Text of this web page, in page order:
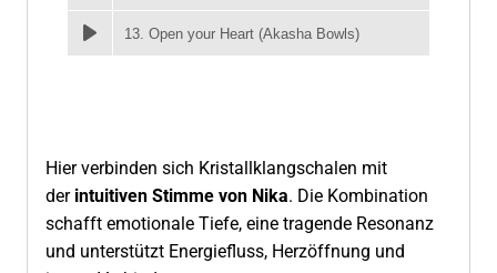
13. Open your Heart (Akasha Bowls)
Hier verbinden sich Kristallklangschalen mit
der intuitiven Stimme von Nika. Die Kombination
schafft emotionale Tiefe, eine tragende Resonanz
und unterstützt Energiefluss, Herzöffnung und